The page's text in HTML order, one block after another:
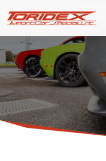
ブログ
ストックリスト
買取